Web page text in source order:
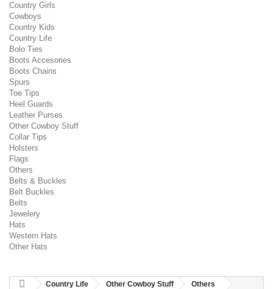
Country Girls
Cowboys
Country Kids
Country Life
Bolo Ties
Boots Accesories
Boots Chains
Spurs
Toe Tips
Heel Guards
Leather Purses
Other Cowboy Stuff
Collar Tips
Holsters
Flags
Others
Belts & Buckles
Belt Buckles
Belts
Jewelery
Hats
Western Hats
Other Hats
Country Life Other Cowboy Stuff
Others